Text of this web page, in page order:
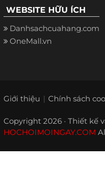
WEBSITE HỮU ÍCH
Danhsachcuahang.com
OneMall.vn
Giới thiệu Chính sách
Copyright 2026 · Thiết kế
HOCHOIMOINGAY.COM